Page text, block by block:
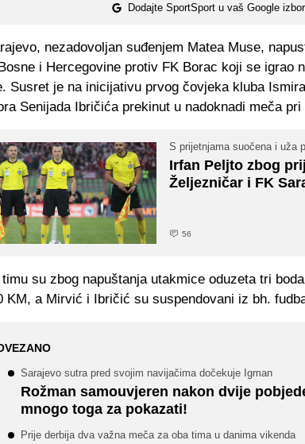
Dodajte SportSport u vaš Google izbor
nezadovoljan suđenjem Matea Muse,
i Hercegovine protiv FK Borac koji se igrao
Susret je na inicijativu prvog čovjeka kluba
Senijada Ibričića prekinut u nadoknadi meča
S prijetnjama suočena i uža
Irfan Peljto zbog
Željezničar i FK
56
timu su zbog napuštanja utakmice oduzeta tri
KM, a Mirvić i Ibričić su suspendovani iz bh.
Sarajevo sutra pred svojim navijačima dočekuje Igman
Rožman samouvjeren nakon dvije
mnogo toga za pokazati!
Prije derbija dva važna meča za oba tima u danima vikenda